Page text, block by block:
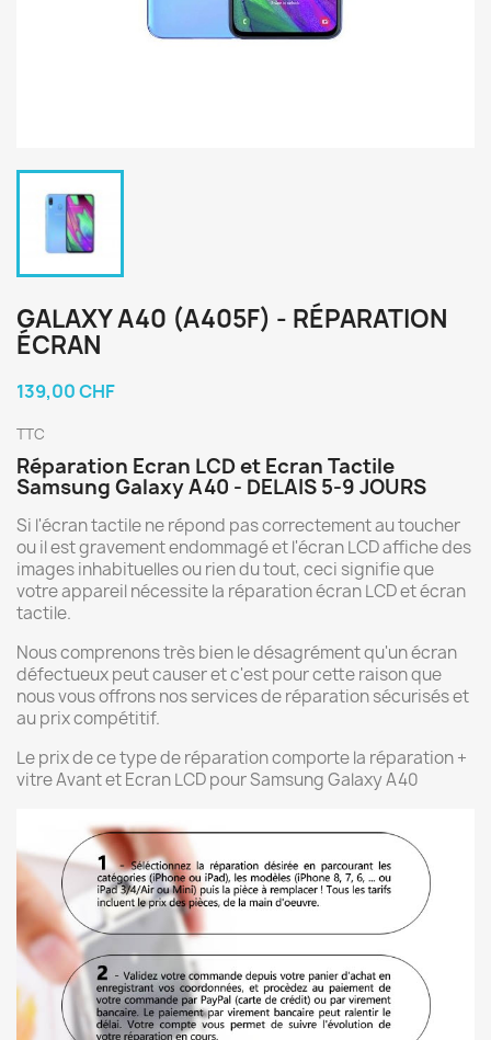
GALAXY A40 (A405F) - RÉPARATION
ÉCRAN
139,00 CHF
TTC
Réparation Ecran LCD et Ecran Tactile
Samsung Galaxy A40 - DELAIS 5-9 JOURS
Si l'écran tactile ne répond pas correctement au toucher
ou il est gravement endommagé et l'écran LCD affiche des
images inhabituelles ou rien du tout, ceci signifie que
votre appareil nécessite la réparation écran LCD et écran
tactile.
Nous comprenons très bien le désagrément qu'un écran
défectueux peut causer et c'est pour cette raison que
nous vous offrons nos services de réparation sécurisés et
au prix compétitif.
Le prix de ce type de réparation comporte la réparation +
vitre Avant et Ecran LCD pour Samsung Galaxy A40